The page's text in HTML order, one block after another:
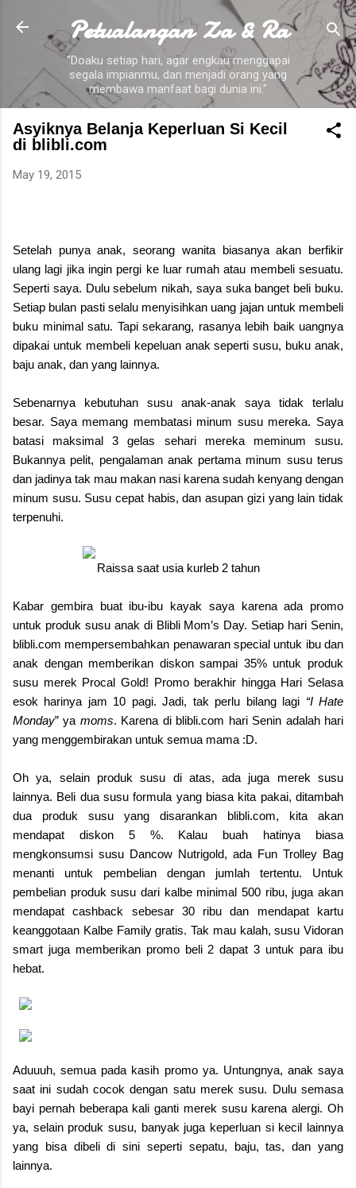
Skip to main content
Petualangan Za & Ra
"Doaku setiap hari, agar engkau menggapai
segala impianmu, dan menjadi orang yang
membawa manfaat bagi dunia ini."
Asyiknya Belanja Keperluan Si Kecil
di blibli.com
May 19, 2015
Setelah punya anak, seorang wanita biasanya akan berfikir
ulang lagi jika ingin pergi ke luar rumah atau membeli sesuatu.
Seperti saya. Dulu sebelum nikah, saya suka banget beli buku.
Setiap bulan pasti selalu menyisihkan uang jajan untuk membeli
buku minimal satu. Tapi sekarang, rasanya lebih baik uangnya
dipakai untuk membeli kepeluan anak seperti susu, buku anak,
baju anak, dan yang lainnya.
Sebenarnya kebutuhan susu anak-anak saya tidak terlalu
besar. Saya memang membatasi minum susu mereka. Saya
batasi maksimal 3 gelas sehari mereka meminum susu.
Bukannya pelit, pengalaman anak pertama minum susu terus
dan jadinya tak mau makan nasi karena sudah kenyang dengan
minum susu. Susu cepat habis, dan asupan gizi yang lain tidak
terpenuhi.
Raissa saat usia kurleb 2 tahun
Kabar gembira buat ibu-ibu kayak saya karena ada promo
untuk produk susu anak di Blibli Mom’s Day. Setiap hari Senin,
blibli.com mempersembahkan penawaran special untuk ibu dan
anak dengan memberikan diskon sampai 35% untuk produk
susu merek Procal Gold! Promo berakhir hingga Hari Selasa
esok harinya jam 10 pagi. Jadi, tak perlu bilang lagi “I Hate
Monday” ya moms. Karena di blibli.com hari Senin adalah hari
yang menggembirakan untuk semua mama :D.
Oh ya, selain produk susu di atas, ada juga merek susu
lainnya. Beli dua susu formula yang biasa kita pakai, ditambah
dua produk susu yang disarankan blibli.com, kita akan
mendapat diskon 5 %. Kalau buah hatinya biasa
mengkonsumsi susu Dancow Nutrigold, ada Fun Trolley Bag
menanti untuk pembelian dengan jumlah tertentu. Untuk
pembelian produk susu dari kalbe minimal 500 ribu, juga akan
mendapat cashback sebesar 30 ribu dan mendapat kartu
keanggotaan Kalbe Family gratis. Tak mau kalah, susu Vidoran
smart juga memberikan promo beli 2 dapat 3 untuk para ibu
hebat.
Aduuuh, semua pada kasih promo ya. Untungnya, anak saya
saat ini sudah cocok dengan satu merek susu. Dulu semasa
bayi pernah beberapa kali ganti merek susu karena alergi. Oh
ya, selain produk susu, banyak juga keperluan si kecil lainnya
yang bisa dibeli di sini seperti sepatu, baju, tas, dan yang
lainnya.